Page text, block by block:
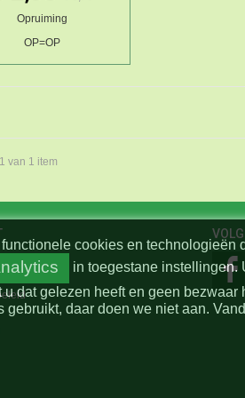
Opruiming
OP=OP
van 1 item
cookies en
in toegestane instellingen.
dat gelezen heeft en geen
gebruikt, daar doen we niet aan.